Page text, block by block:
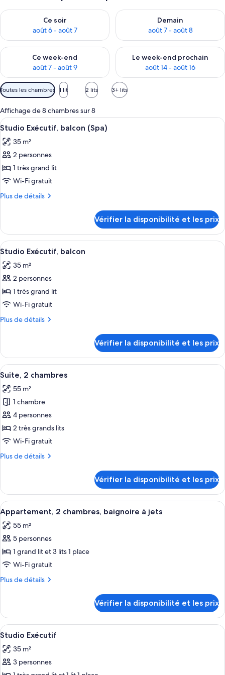
Ce soir
août 6 - août 7
Vérifier la disponibilité pour ce soir août 6 - août 7
Demain
août 7 - août 8
Vérifier la disponibilité pour
Ce week-end
août 7 - août 9
Vérifier la disponibilité pour ce week-end août 7 - août 9
Le week-end prochain
août 14 - août 16
Vérifier la disponibilité pour
Filtres
disponibles
pour
les
chambres
Toutes les chambres 1 lit 2 lits 3+ lits
Affichage de 8 chambres sur 8
Afficher
toutes
les
photos
pour
ce
type
Studio
Exécutif,
balcon
(Spa)
Une chambre d’hôtel avec un
7
Studio Exécutif, balcon (Spa)
35 m²
2 personnes
1 très grand lit
Wi-Fi gratuit
Plus de détails
Plus
le
type
de
Studio
Exécutif,
(Spa)
Vérifier la disponibilité et les prix
Afficher
toutes
les
photos
pour
ce
type
Studio
Exécutif,
balcon
Une chambre d’hôtel avec un
5
Studio Exécutif, balcon
35 m²
2 personnes
1 très grand lit
Wi-Fi gratuit
Plus de détails
Plus
le
type
de
Studio
Exécutif,
balcon
Vérifier la disponibilité et les prix
Afficher
toutes
les
photos
pour
ce
type
chambre :
chambres
Une chambre moderne dotée d’une
11
Suite, 2 chambres
55 m²
1 chambre
4 personnes
2 très grands lits
Wi-Fi gratuit
Plus de détails
Plus
le
type
de
chambre
Suite,
2
Vérifier la disponibilité et les prix
Afficher
toutes
les
photos
pour
ce
type
Appartement,
chambres,
baignoire
à
jets
Une chambre avec une grande
12
Appartement, 2 chambres, baignoire à jets
55 m²
5 personnes
1 grand lit et 3 lits 1 place
Wi-Fi gratuit
Plus de détails
Plus
le
type
de
Appartement,
2
Vérifier la disponibilité et les prix
Afficher
toutes
les
photos
Une chambre d’hôtel avec deux
4
Studio Exécutif
35 m²
3 personnes